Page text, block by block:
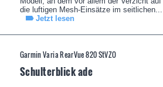
die luftigen Mesh-Einsätze im seitlichen...
Jetzt lesen
Garmin Varia RearVue 820 StVZO
Schulterblick ade